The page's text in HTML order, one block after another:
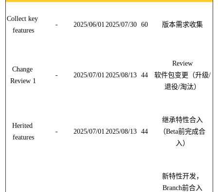
Collect key
features
- 2025/06/01 2025/07/30 60 版本需求收集
Change
Review 1
- 2025/07/01 2025/08/13 44
Review
软件包变更（升级/
退役/淘汰）
Herited
features
- 2025/07/01 2025/08/13 44
继承特性合入
（Beta前完成合
入）
新特性开发，
Branch前合入